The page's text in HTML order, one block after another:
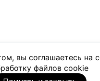
вы соглашаетесь на
файлов cookie